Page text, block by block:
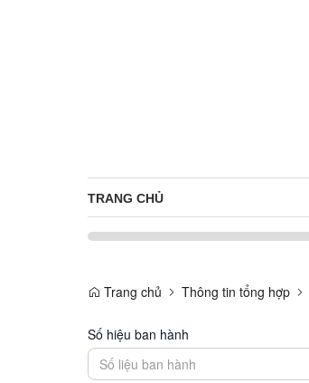
TRANG CHỦ
Trang chủ Thông tin tổng hợp
Số hiệu ban hành